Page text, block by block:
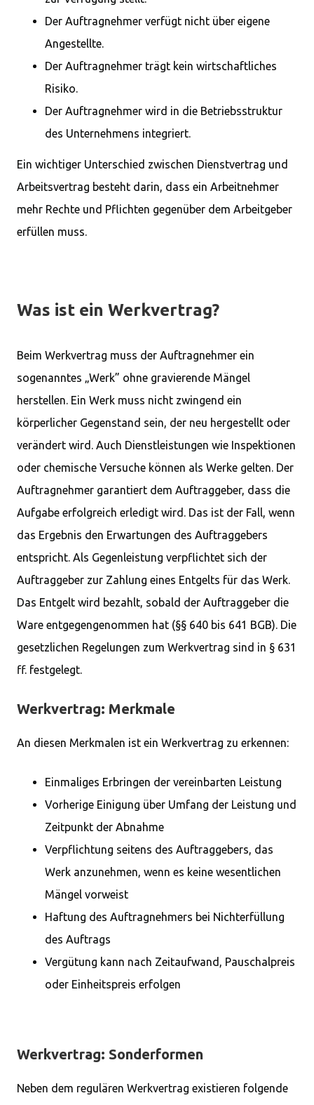
Der Auftragnehmer verfügt nicht über eigene
Angestellte.
Der Auftragnehmer trägt kein wirtschaftliches
Risiko.
Der Auftragnehmer wird in die Betriebsstruktur
des Unternehmens integriert.
Ein wichtiger Unterschied zwischen Dienstvertrag und
Arbeitsvertrag besteht darin, dass ein Arbeitnehmer
mehr Rechte und Pflichten gegenüber dem Arbeitgeber
erfüllen muss.
Was ist ein Werkvertrag?
Beim Werkvertrag muss der Auftragnehmer ein
sogenanntes „Werk” ohne gravierende Mängel
herstellen. Ein Werk muss nicht zwingend ein
körperlicher Gegenstand sein, der neu hergestellt oder
verändert wird. Auch Dienstleistungen wie Inspektionen
oder chemische Versuche können als Werke gelten. Der
Auftragnehmer garantiert dem Auftraggeber, dass die
Aufgabe erfolgreich erledigt wird. Das ist der Fall, wenn
das Ergebnis den Erwartungen des Auftraggebers
entspricht. Als Gegenleistung verpflichtet sich der
Auftraggeber zur Zahlung eines Entgelts für das Werk.
Das Entgelt wird bezahlt, sobald der Auftraggeber die
Ware entgegengenommen hat (§§ 640 bis 641 BGB). Die
gesetzlichen Regelungen zum Werkvertrag sind in § 631
ff. festgelegt.
Werkvertrag: Merkmale
An diesen Merkmalen ist ein Werkvertrag zu erkennen:
Einmaliges Erbringen der vereinbarten Leistung
Vorherige Einigung über Umfang der Leistung und
Zeitpunkt der Abnahme
Verpflichtung seitens des Auftraggebers, das
Werk anzunehmen, wenn es keine wesentlichen
Mängel vorweist
Haftung des Auftragnehmers bei Nichterfüllung
des Auftrags
Vergütung kann nach Zeitaufwand, Pauschalpreis
oder Einheitspreis erfolgen
Werkvertrag: Sonderformen
Neben dem regulären Werkvertrag existieren folgende